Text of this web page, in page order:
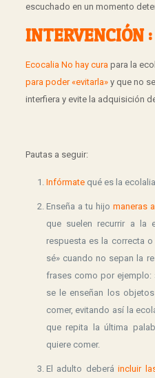
escuchado en un momento
INTERVENCIÓN :
Ecocalia No hay cura para la
para poder «evitarla»y que no
interfiera y evite la adquisición
Pautas a seguir:
Infórmatequé es la
Enseña a tu hijo maneras
que suelen recurrir a la
respuesta es la correcta
sé» cuando no sepan la
frases como por ejemplo:
se le enseñan los
comer, evitando así la
que repita la última
quiere comer.
El adulto deberáincluir